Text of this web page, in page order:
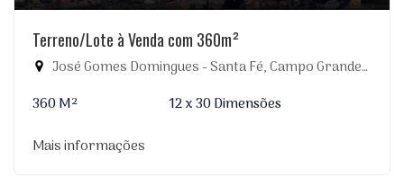
Terreno/Lote à Venda com 360m²
José Gomes Domingues - Santa Fé, Campo Grande-MS
360 M²
12 x 30 Dimensões
Mais informações